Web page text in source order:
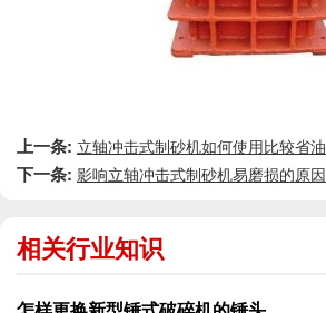
上一条: 立轴冲击式制砂机如何使用比较省油
下一条: 影响立轴冲击式制砂机易磨损的原因
相关行业知识